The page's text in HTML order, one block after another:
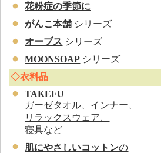
花粉症の季節に
がんこ本舗 シリーズ
オーブス シリーズ
MOONSOAP シリーズ
◇衣料品
TAKEFU
ガーゼタオル、インナー、
リラックスウェア、
寝具など
肌にやさしいコットンの